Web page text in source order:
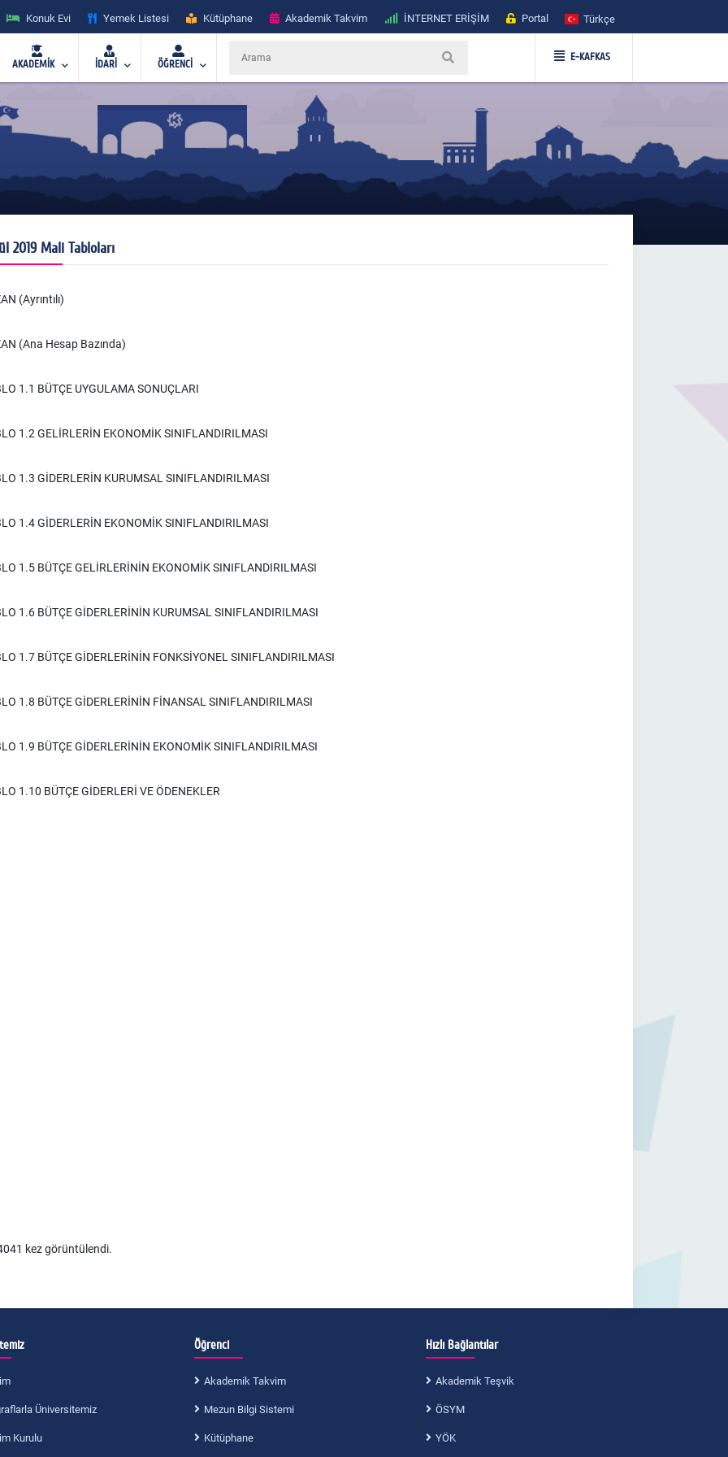
Konuk Evi Yemek Listesi Kütüphane Akademik Takvim İNTERNET ERİŞİM Portal Türkçe
AKADEMİK İDARİ ÖĞRENCİ
E-KAFKAS
2019 Mali Tabloları
(Ayrıntılı)
(Ana Hesap Bazında)
1.1 BÜTÇE UYGULAMA SONUÇLARI
1.2 GELİRLERİN EKONOMİK SINIFLANDIRILMASI
1.3 GİDERLERİN KURUMSAL SINIFLANDIRILMASI
1.4 GİDERLERİN EKONOMİK SINIFLANDIRILMASI
1.5 BÜTÇE GELİRLERİNİN EKONOMİK SINIFLANDIRILMASI
1.6 BÜTÇE GİDERLERİNİN KURUMSAL SINIFLANDIRILMASI
1.7 BÜTÇE GİDERLERİNİN FONKSİYONEL SINIFLANDIRILMASI
1.8 BÜTÇE GİDERLERİNİN FİNANSAL SINIFLANDIRILMASI
1.9 BÜTÇE GİDERLERİNİN EKONOMİK SINIFLANDIRILMASI
1.10 BÜTÇE GİDERLERİ VE ÖDENEKLER
kez görüntülendi.
Üniversitemiz
Kurulu
Öğrenci
Akademik Takvim
Mezun Bilgi Sistemi
Kütüphane
Hızlı Bağlantılar
Akademik Teşvik
ÖSYM
YÖK